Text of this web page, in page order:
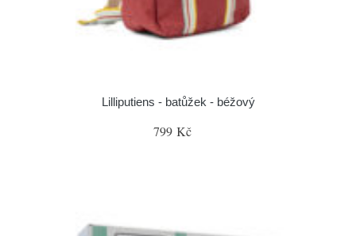
Lilliputiens - batůžek - béžový
799 Kč